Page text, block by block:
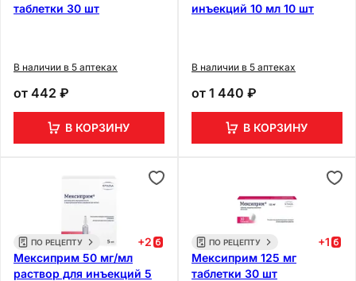
таблетки 30 шт
В наличии в 5 аптеках
от 442 ₽
В КОРЗИНУ
инъекций 10 мл 10 шт
В наличии в 5 аптеках
от 1 440 ₽
В КОРЗИНУ
ПО РЕЦЕПТУ +2
Мексиприм 50 мг/мл
раствор для инъекций 5
ПО РЕЦЕПТУ +1
Мексиприм 125 мг
таблетки 30 шт